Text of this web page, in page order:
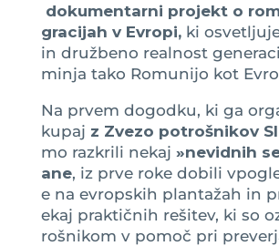
dokumentarni projekt o
gracijah v Evropi, ki
in družbeno realnost
minja tako Romunijo kot
Na prvem dogodku, ki ga
kupaj z Zvezo potrošnikov
mo razkrili nekaj »nevidnih
ane, iz prve roke dobili
e na evropskih plantažah in
ekaj praktičnih rešitev, ki so
rošnikom v pomoč pri